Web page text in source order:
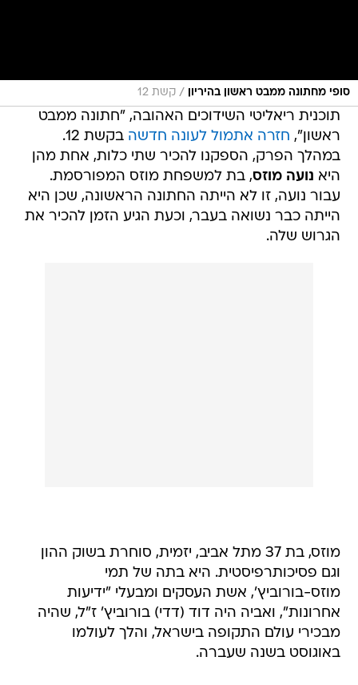
סופי מחתונה ממבט ראשון בהיריון / קשת 12
תוכנית ריאליטי השידוכים האהובה, "חתונה ממבט
ראשון", חזרה אתמול לעונה חדשה
בקשת 12.
במהלך הפרק, הספקנו להכיר שתי כלות, אחת מהן
היא נועה מוזס, בת למשפחת מוזס המפורסמת.
עבור נועה, זו לא הייתה החתונה הראשונה, שכן היא
הייתה כבר נשואה בעבר, וכעת הגיע הזמן להכיר את
הגרוש שלה.
מוזס, בת 37 מתל אביב, יזמית, סוחרת בשוק ההון
וגם פסיכותרפיסטית. היא בתה של תמי
מוזס-בורוביץ', אשת העסקים ומבעלי "ידיעות
אחרונות", ואביה היה דוד (דדי) בורוביץ' ז"ל, שהיה
מבכירי עולם התקופה בישראל, והלך לעולמו
באוגוסט בשנה שעברה.